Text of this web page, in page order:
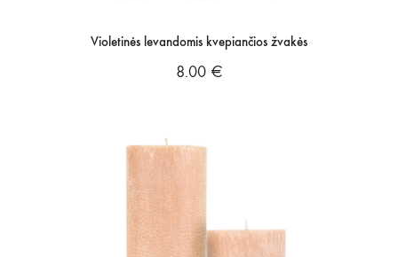
Violetinės levandomis kvepiančios žvakės
8.00 €